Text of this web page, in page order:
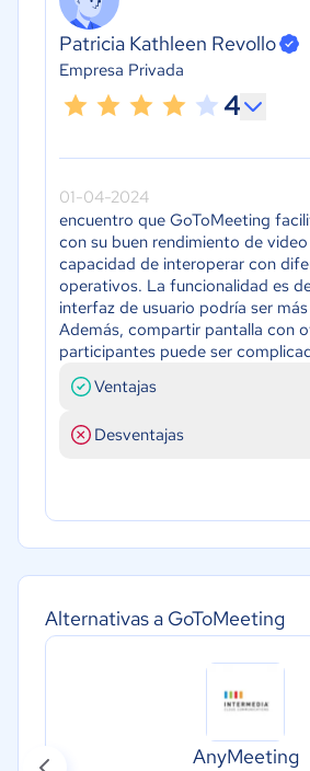
Alternativas a GoToMeeting
AnyMeeting
Patricia Kathleen Revollo
Empresa Privada
4
01-04-2024
encuentro que GoToMeeting
con su buen rendimiento de
capacidad de interoperar con
operativos. La funcionalidad es
interfaz de usuario podría ser más
Además, compartir pantalla con
participantes puede ser
Ventajas
Desventajas